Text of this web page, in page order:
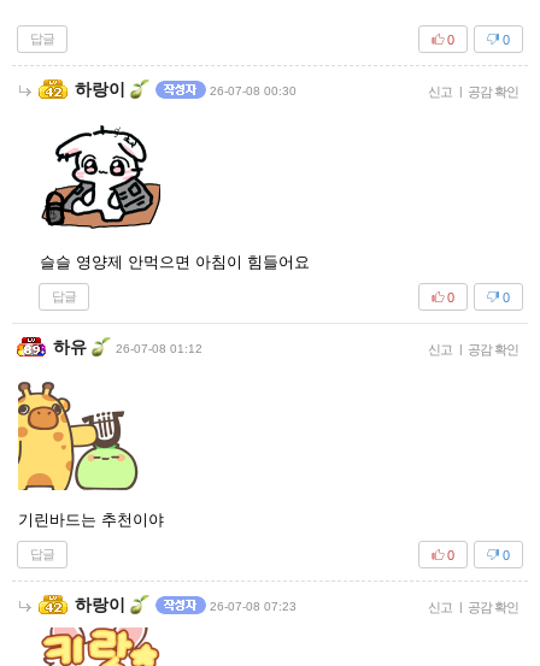
답글 0
0
하랑이 26-07-08 00:30 신고 | 공감 확인
슬슬 영양제 안먹으면 아침이 힘들어요
답글 0
0
하유 26-07-08 01:12 신고 | 공감 확인
기린바드는 추천이야
답글 0
0
하랑이 26-07-08 07:23 신고 | 공감 확인